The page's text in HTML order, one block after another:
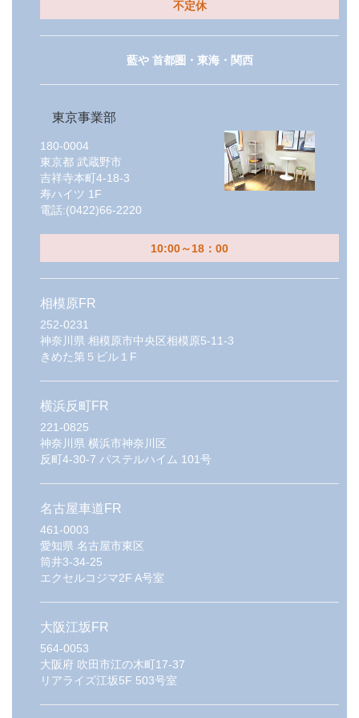
不定休
藍や 首都圏・東海・関西
東京事業部
180-0004
東京都 武蔵野市
吉祥寺本町4-18-3
寿ハイツ 1F
電話:(0422)66-2220
10:00～18：00
相模原FR
252-0231
神奈川県 相模原市中央区相模原5-11-3
きめた第５ビル１F
横浜反町FR
221-0825
神奈川県 横浜市神奈川区
反町4-30-7 パステルハイム 101号
名古屋車道FR
461-0003
愛知県 名古屋市東区
筒井3-34-25
エクセルコジマ2F A号室
大阪江坂FR
564-0053
大阪府 吹田市江の木町17-37
リアライズ江坂5F 503号室